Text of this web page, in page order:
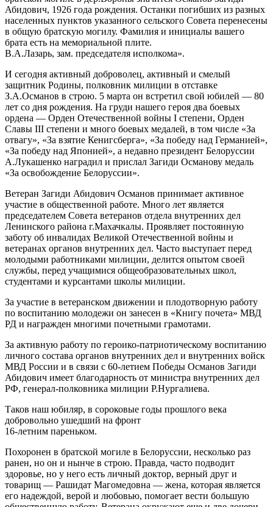
Абидович, 1926 года рождения. Останки погибших из разных
населенных пунктов указанного сельского Совета перенесены
в общую братскую могилу. Фамилия и инициалы вашего
брата есть на мемориальной плите.
В.А.Лазарь, зам. председателя исполкома».
И сегодня активный доброволец, активный и смелый
защитник Родины, полковник милиции в отставке
З.А.Османов в строю. 5 марта он встретил свой юбилей — 80
лет со дня рождения. На груди нашего героя два боевых
ордена — Орден Отечественной войны I степени, Орден
Славы III степени и много боевых медалей, в том числе «За
отвагу», «За взятие Кенигсберга», «За победу над Германией»,
«За победу над Японией», а недавно президент Белоруссии
А.Лукашенко наградил и прислал Загиди Османову медаль
«За освобождение Белоруссии».
Ветеран Загиди Абидович Османов принимает активное
участие в общественной работе. Много лет является
председателем Совета ветеранов отдела внутренних дел
Ленинского района г.Махачкалы. Проявляет постоянную
заботу об инвалидах Великой Отечественной войны и
ветеранах органов внутренних дел. Часто выступает перед
молодыми работниками милиции, делится опытом своей
службы, перед учащимися общеобразовательных школ,
студентами и курсантами школы милиции.
За участие в ветеранском движении и плодотворную работу
по воспитанию молодежи он занесен в «Книгу почета» МВД
РД и награжден многими почетными грамотами.
За активную работу по героико-патриотическому воспитанию
личного состава органов внутренних дел и внутренних войск
МВД России и в связи с 60-летием Победы Османов Загиди
Абидович имеет благодарность от министра внутренних дел
РФ, генерал-полковника милиции Р.Нургалиева.
Таков наш юбиляр, в сороковые годы прошлого века
добровольно ушедший на фронт
16-летним пареньком.
Похоронен в братской могиле в Белоруссии, несколько раз
ранен, но он и нынче в строю. Правда, часто подводит
здоровье, но у него есть личный доктор, верный друг и
товарищ — Рашидат Магомедовна — жена, которая является
его надеждой, верой и любовью, помогает вести большую